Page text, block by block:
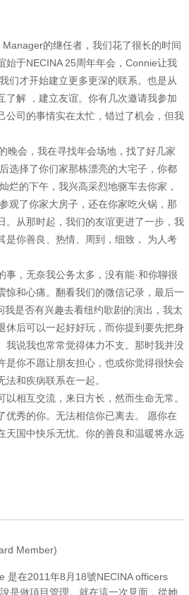
的继任者，我们花了很长的时间
始于NECINA 25周年年会，Connie让我
们才开始建立更多更深的联系。也是从
了解 ，建立友谊。你有几次邀请我参加
公司的事情实在太忙，错过了机会，但我
晚会，我在寻找年会场地，找了好几家
选择了你们家那栋漂亮的大宅子，你都
烂的下午，我兴高采烈地驱车去你家，
观了你家大房子，还在你家吃火锅，那
。从那时起，我们的友谊更进了一步，我
是你善良、热情、周到，细致， 为人考
事，无奈我公务太多，没有能·和你聊很
惊和心痛。翻看我们的微信记录，最后一
是否有兴趣去看纽约歌剧的演出，我太
休后可以一起好好玩，而你提到要先把身
我说我也常常觉得体力不支。那时我并没
是你不愿让朋友担心，也或你觉得很快会
和疾病联系在一起。
相互交流，来日方长，然而生命无常。
优秀的你。无法相信你已离去。 愿你在
天国中快乐无忧。你的善良和温暖将永远
Member)
是在2011年8月18號NECINA officers
是做項目管理。就在這一次見面，從她